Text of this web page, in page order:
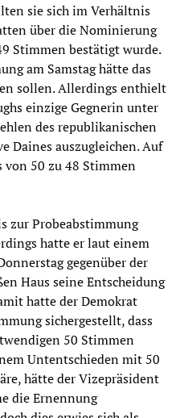
sie sich im Verhältnis
über die Nominierung
Stimmen bestätigt wurde.
am Samstag hätte das
sollen. Allerdings enthielt
einzige Gegnerin unter
des republikanischen
Daines auszugleichen. Auf
von 50 zu 48 Stimmen
zur Probeabstimmung
hatte er laut einem
gegenüber der
Haus seine Entscheidung
hatte der Demokrat
sichergestellt, dass
50 Stimmen
Untentschieden mit 50
hätte der Vizepräsident
die Ernennung